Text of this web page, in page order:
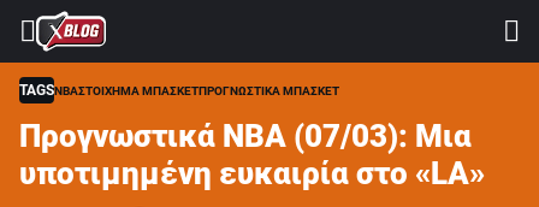
⚽ ΜΟΥΝΤΙΑΛ 2026
ΣΤΟΙΧΗΜΑ
CASINO
ΠΡΟΓΝΩΣΤΙΚΑ ΤIPSTERS
TAGSΝΒΑΣΤΟΙΧΗΜΑ ΜΠΑΣΚΕΤΠΡΟΓΝΩΣΤΙΚΑ ΜΠΑΣΚΕΤ
Προγνωστικά NBA (07/03): Μια
υποτιμημένη ευκαιρία στο «LA»